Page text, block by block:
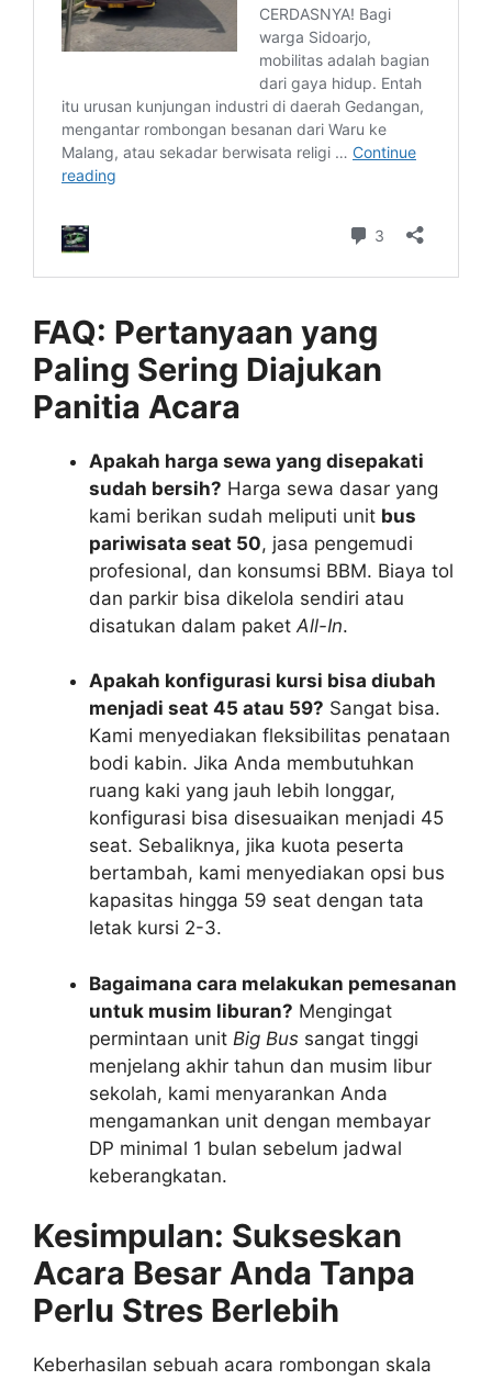
FAQ: Pertanyaan yang
Paling Sering Diajukan
Panitia Acara
Apakah harga sewa yang disepakati
sudah bersih? Harga sewa dasar yang
kami berikan sudah meliputi unit bus
pariwisata seat 50, jasa pengemudi
profesional, dan konsumsi BBM. Biaya tol
dan parkir bisa dikelola sendiri atau
disatukan dalam paket All-In.
Apakah konfigurasi kursi bisa diubah
menjadi seat 45 atau 59? Sangat bisa.
Kami menyediakan fleksibilitas penataan
bodi kabin. Jika Anda membutuhkan
ruang kaki yang jauh lebih longgar,
konfigurasi bisa disesuaikan menjadi 45
seat. Sebaliknya, jika kuota peserta
bertambah, kami menyediakan opsi bus
kapasitas hingga 59 seat dengan tata
letak kursi 2-3.
Bagaimana cara melakukan pemesanan
untuk musim liburan? Mengingat
permintaan unit Big Bus sangat tinggi
menjelang akhir tahun dan musim libur
sekolah, kami menyarankan Anda
mengamankan unit dengan membayar
DP minimal 1 bulan sebelum jadwal
keberangkatan.
Kesimpulan: Sukseskan
Acara Besar Anda Tanpa
Perlu Stres Berlebih
Keberhasilan sebuah acara rombongan skala